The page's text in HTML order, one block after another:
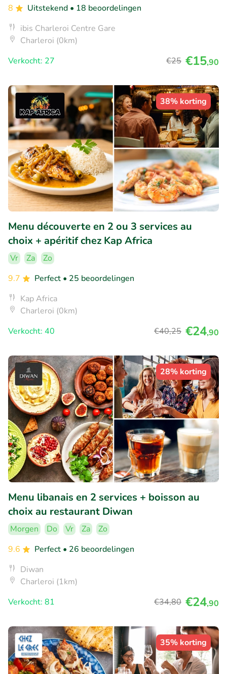
8
Uitstekend • 18 beoordelingen
ibis Charleroi Centre Gare
Charleroi (0km)
Verkocht: 27
€25 €15,90
38% korting
Menu découverte en 2 ou 3 services au
choix + apéritif chez Kap Africa
Vr Za
Zo
9.7
Perfect • 25 beoordelingen
Kap Africa
Charleroi (0km)
Verkocht: 40
€40,25 €24,90
28% korting
Menu libanais en 2 services + boisson au
choix au restaurant Diwan
Morgen Do Vr Za
Zo
9.6
Perfect • 26 beoordelingen
Diwan
Charleroi (1km)
Verkocht: 81
€34,80 €24,90
35% korting